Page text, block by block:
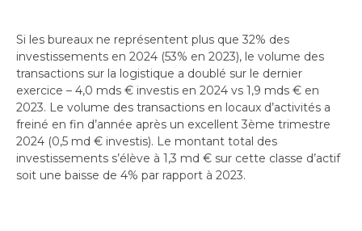
Si les bureaux ne représentent plus que 32% des
investissements en 2024 (53% en 2023), le volume des
transactions sur la logistique a doublé sur le dernier
exercice – 4,0 mds € investis en 2024 vs 1,9 mds € en
2023. Le volume des transactions en locaux d’activités a
freiné en fin d’année après un excellent 3ème trimestre
2024 (0,5 md € investis). Le montant total des
investissements s’élève à 1,3 md € sur cette classe d’actif
soit une baisse de 4% par rapport à 2023.